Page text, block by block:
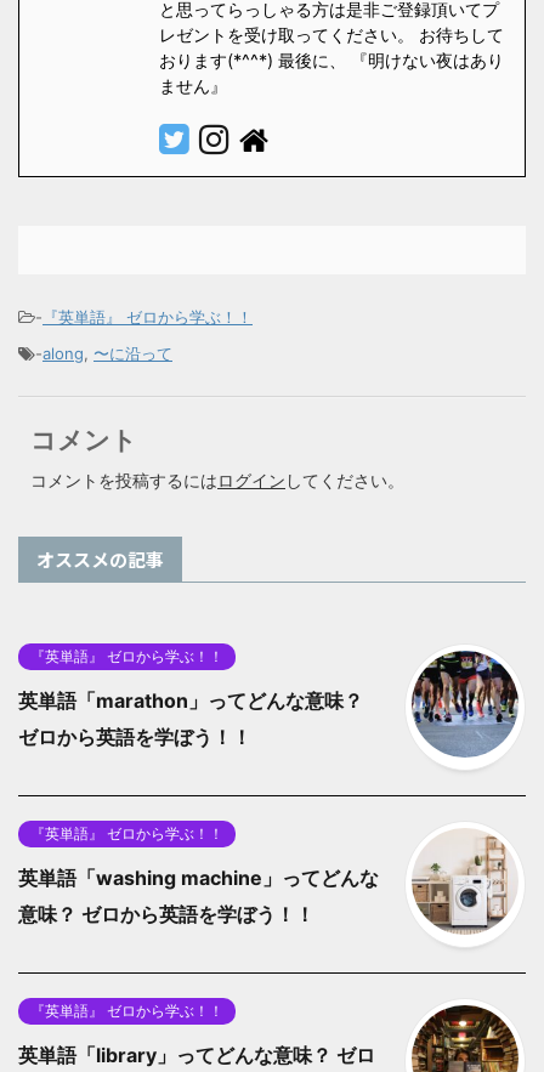
と思ってらっしゃる方は是非ご登録頂いてプ
レゼントを受け取ってください。 お待ちして
おります(*^^*) 最後に、 『明けない夜はあり
ません』
- 『英単語』 ゼロから学ぶ！！
-along, 〜に沿って
コメント
コメントを投稿するにはログイン してください。
オススメの記事
『英単語』 ゼロから学ぶ！！
英単語「marathon」ってどんな意味？
ゼロから英語を学ぼう！！
『英単語』 ゼロから学ぶ！！
英単語「washing machine」ってどんな
意味？ ゼロから英語を学ぼう！！
『英単語』 ゼロから学ぶ！！
英単語「library」ってどんな意味？ ゼロ